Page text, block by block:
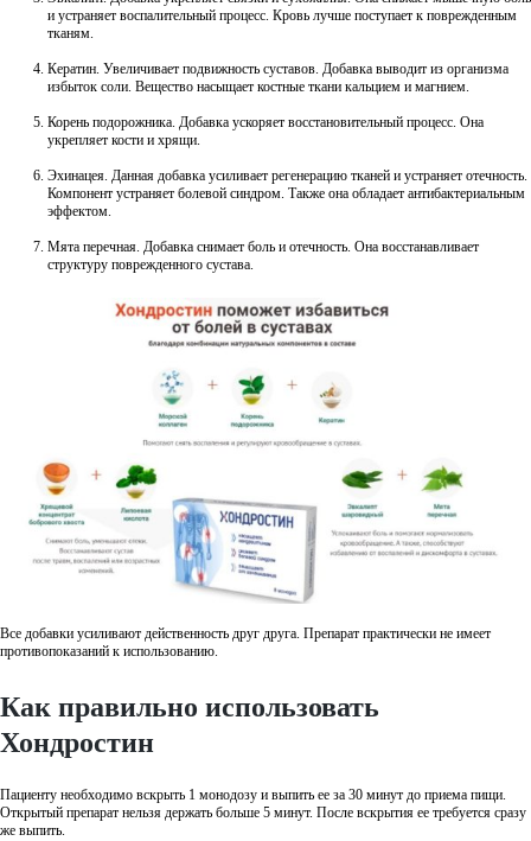
и устраняет воспалительный процесс. Кровь лучше поступает к поврежденным
тканям.
Кератин. Увеличивает подвижность суставов. Добавка выводит из организма
избыток соли. Вещество насыщает костные ткани кальцием и магнием.
Корень подорожника. Добавка ускоряет восстановительный процесс. Она
укрепляет кости и хрящи.
Эхинацея. Данная добавка усиливает регенерацию тканей и устраняет отечность.
Компонент устраняет болевой синдром. Также она обладает антибактериальным
эффектом.
Мята перечная. Добавка снимает боль и отечность. Она восстанавливает
структуру поврежденного сустава.
Все добавки усиливают действенность друг друга. Препарат практически не имеет
противопоказаний к использованию.
Как правильно использовать
Хондростин
Пациенту необходимо вскрыть 1 монодозу и выпить ее за 30 минут до приема пищи.
Открытый препарат нельзя держать больше 5 минут. После вскрытия ее требуется сразу
же выпить.